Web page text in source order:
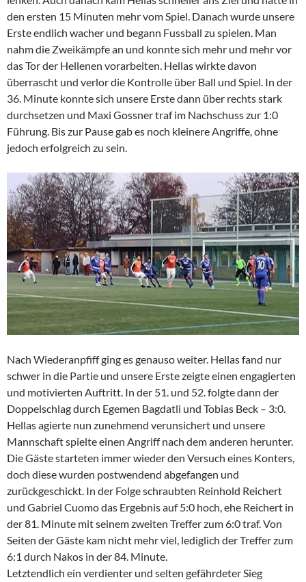
den ersten 15 Minuten mehr vom Spiel. Danach wurde unsere
Erste endlich wacher und begann Fussball zu spielen. Man
nahm die Zweikämpfe an und konnte sich mehr und mehr vor
das Tor der Hellenen vorarbeiten. Hellas wirkte davon
überrascht und verlor die Kontrolle über Ball und Spiel. In der
36. Minute konnte sich unsere Erste dann über rechts stark
durchsetzen und Maxi Gossner traf im Nachschuss zur 1:0
Führung. Bis zur Pause gab es noch kleinere Angriffe, ohne
jedoch erfolgreich zu sein.
Nach Wiederanpfiff ging es genauso weiter. Hellas fand nur
schwer in die Partie und unsere Erste zeigte einen engagierten
und motivierten Auftritt. In der 51. und 52. folgte dann der
Doppelschlag durch Egemen Bagdatli und Tobias Beck – 3:0.
Hellas agierte nun zunehmend verunsichert und unsere
Mannschaft spielte einen Angriff nach dem anderen herunter.
Die Gäste starteten immer wieder den Versuch eines Konters,
doch diese wurden postwendend abgefangen und
zurückgeschickt. In der Folge schraubten Reinhold Reichert
und Gabriel Cuomo das Ergebnis auf 5:0 hoch, ehe Reichert in
der 81. Minute mit seinem zweiten Treffer zum 6:0 traf. Von
Seiten der Gäste kam nicht mehr viel, lediglich der Treffer zum
6:1 durch Nakos in der 84. Minute.
Letztendlich ein verdienter und selten gefährdeter Sieg